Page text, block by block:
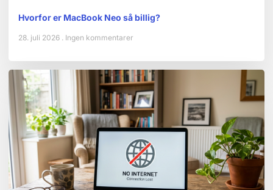
Hvorfor er MacBook Neo så billig?
28. juli 2026 Ingen kommentarer